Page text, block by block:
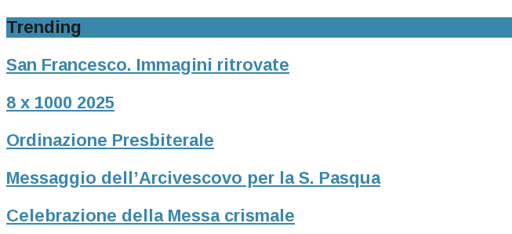
Trending
San Francesco. Immagini ritrovate
8 x 1000 2025
Ordinazione Presbiterale
Messaggio dell’Arcivescovo per la S. Pasqua
Celebrazione della Messa crismale